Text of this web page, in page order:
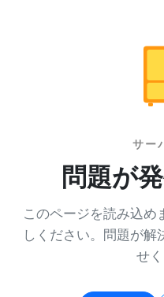
サー
問題が
このページを読み込め
しください。問題が
せく